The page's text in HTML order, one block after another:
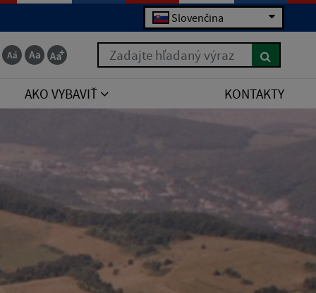
Slovenčina
Zadajte hľadaný výraz
AKO VYBAVIŤ KONTAKTY